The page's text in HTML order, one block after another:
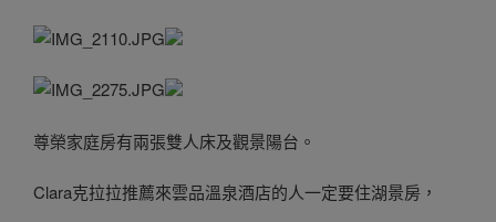
尊榮家庭房有兩張雙人床及觀景陽台。
Clara克拉拉推薦來雲品溫泉酒店的人一定要住湖景房，